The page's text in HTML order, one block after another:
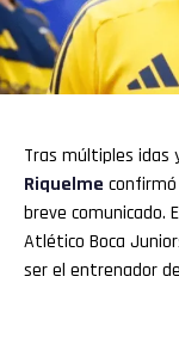
Tras múltiples idas
Riquelme
breve comunicado.
Atlético Boca
ser el entrenador